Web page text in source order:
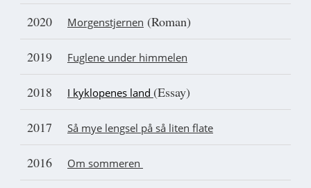
2020 Morgenstjernen (Roman)
2019 Fuglene under himmelen
2018 I kyklopenes land (Essay)
2017 Så mye lengsel på så liten flate
2016 Om sommeren